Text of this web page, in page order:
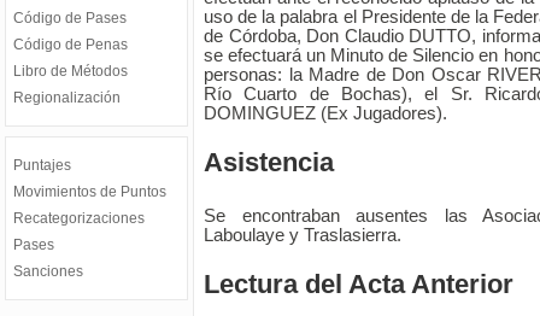
Código de Pases
Código de Penas
Libro de Métodos
Regionalización
Puntajes
Movimientos de Puntos
Recategorizaciones
Pases
Sanciones
uso de la palabra el Presidente de la
de Córdoba, Don Claudio DUTTO,
se efectuará un Minuto de Silencio en
personas: la Madre de Don Oscar
Río Cuarto de Bochas), el Sr.
DOMINGUEZ (Ex Jugadores).
Asistencia
Se encontraban ausentes las
Laboulaye y Traslasierra.
Lectura del Acta Anterior